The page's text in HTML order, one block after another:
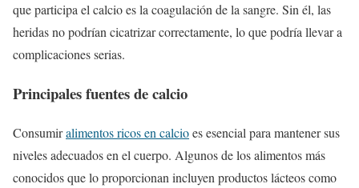
que participa el calcio es la coagulación de la sangre. Sin él, las
heridas no podrían cicatrizar correctamente, lo que podría llevar a
complicaciones serias.
Principales fuentes de calcio
Consumiralimentos ricos en calcioes esencial para mantener sus
niveles adecuados en el cuerpo. Algunos de los alimentos más
conocidos que lo proporcionan incluyen productos lácteos como